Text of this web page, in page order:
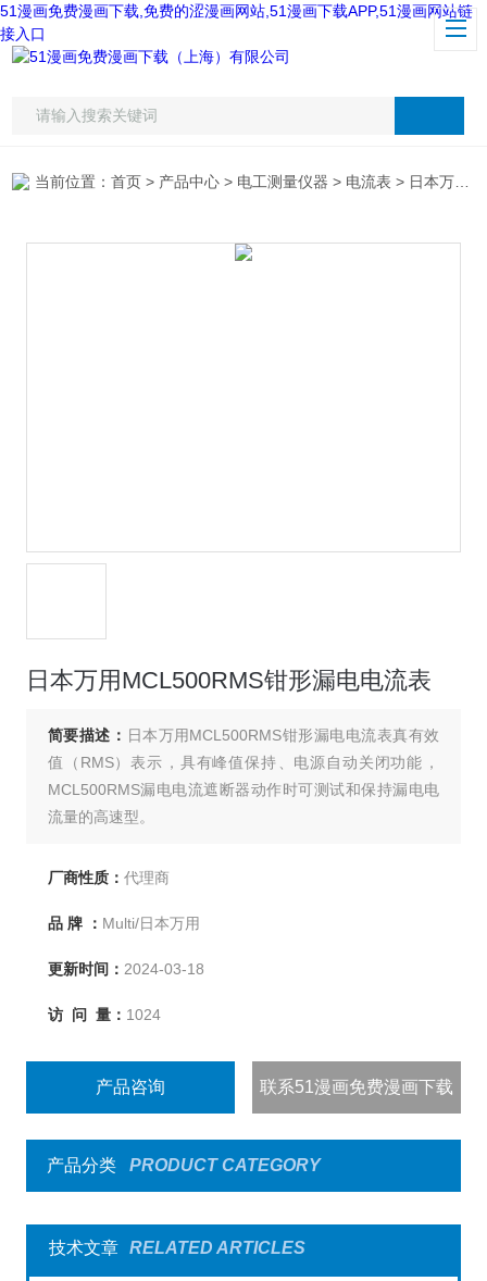
51漫画免费漫画下载,免费的涩漫画网站,51漫画下载APP,51漫画网站链
接入口
当前位置：首页 > 产品中心 > 电工测量仪器 > 电流表 > 日本万用MCL500RMS钳形漏电电流表
日本万用MCL500RMS钳形漏电电流表
简要描述： 日本万用MCL500RMS钳形漏电电流表真有效
值（RMS）表示，具有峰值保持、电源自动关闭功能，
MCL500RMS漏电电流遮断器动作时可测试和保持漏电电
流量的高速型。
厂商性质： 代理商
品 牌 ： Multi/日本万用
更新时间： 2024-03-18
访 问 量： 1024
产品咨询 联系51漫画免费漫画下载
产品分类 PRODUCT CATEGORY
技术文章 RELATED ARTICLES